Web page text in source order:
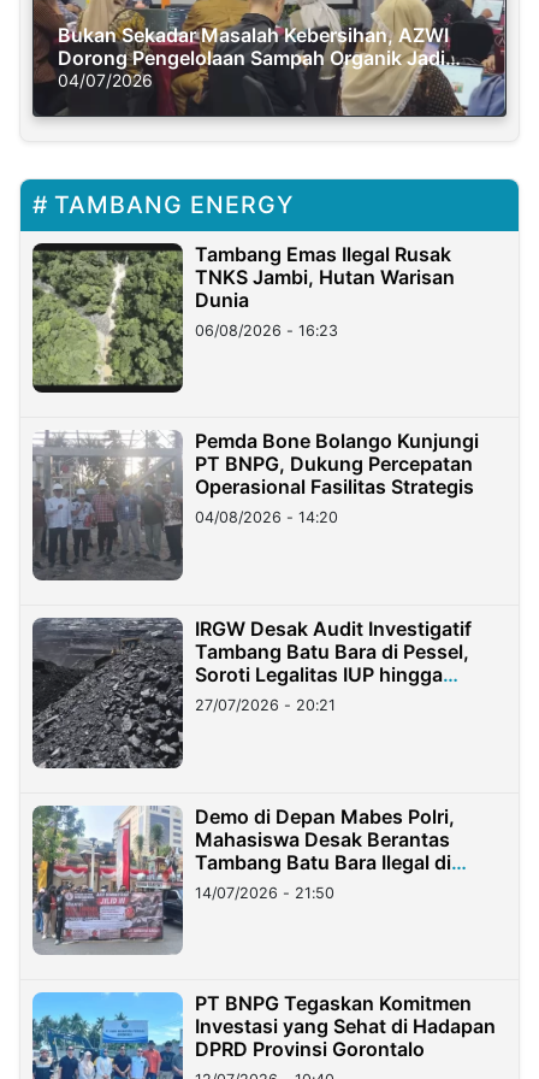
Bukan Sekadar Masalah Kebersihan, AZWI
Dorong Pengelolaan Sampah Organik Jadi
Solusi Krisis Iklim
04/07/2026
TAMBANG ENERGY
Tambang Emas Ilegal Rusak
TNKS Jambi, Hutan Warisan
Dunia
06/08/2026 - 16:23
Pemda Bone Bolango Kunjungi
PT BNPG, Dukung Percepatan
Operasional Fasilitas Strategis
04/08/2026 - 14:20
IRGW Desak Audit Investigatif
Tambang Batu Bara di Pessel,
Soroti Legalitas IUP hingga
Stockpile
27/07/2026 - 20:21
Demo di Depan Mabes Polri,
Mahasiswa Desak Berantas
Tambang Batu Bara Ilegal di
Lampung
14/07/2026 - 21:50
PT BNPG Tegaskan Komitmen
Investasi yang Sehat di Hadapan
DPRD Provinsi Gorontalo